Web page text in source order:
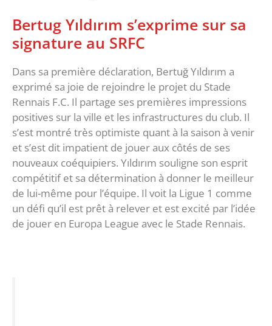
Bertug Yıldırım s’exprime sur sa
signature au SRFC
Dans sa première déclaration, Bertuğ Yıldırım a
exprimé sa joie de rejoindre le projet du Stade
Rennais F.C. Il partage ses premières impressions
positives sur la ville et les infrastructures du club. Il
s’est montré très optimiste quant à la saison à venir
et s’est dit impatient de jouer aux côtés de ses
nouveaux coéquipiers. Yıldırım souligne son esprit
compétitif et sa détermination à donner le meilleur
de lui-même pour l’équipe. Il voit la Ligue 1 comme
un défi qu’il est prêt à relever et est excité par l’idée
de jouer en Europa League avec le Stade Rennais.